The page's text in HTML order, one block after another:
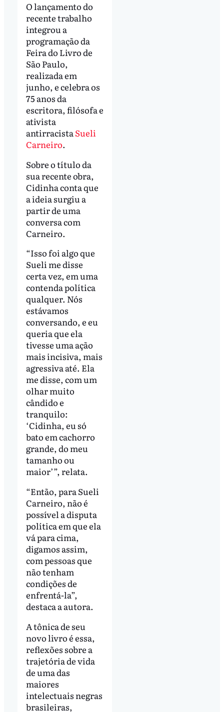
O lançamento do
recente trabalho
integrou a
programação da
Feira do Livro de
São Paulo,
realizada em
junho, e celebra os
75 anos da
escritora, filósofa e
ativista
antirracista Sueli
Carneiro.
Sobre o título da
sua recente obra,
Cidinha conta que
a ideia surgiu a
partir de uma
conversa com
Carneiro.
“Isso foi algo que
Sueli me disse
certa vez, em uma
contenda política
qualquer. Nós
estávamos
conversando, e eu
queria que ela
tivesse uma ação
mais incisiva, mais
agressiva até. Ela
me disse, com um
olhar muito
cândido e
tranquilo:
‘Cidinha, eu só
bato em cachorro
grande, do meu
tamanho ou
maior’”, relata.
“Então, para Sueli
Carneiro, não é
possível a disputa
política em que ela
vá para cima,
digamos assim,
com pessoas que
não tenham
condições de
enfrentá-la”,
destaca a autora.
A tônica de seu
novo livro é essa,
reflexões sobre a
trajetória de vida
de uma das
maiores
intelectuais negras
brasileiras,